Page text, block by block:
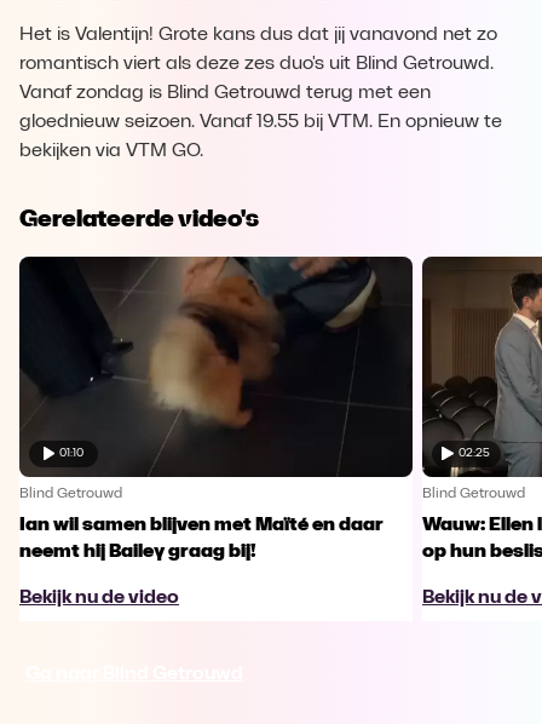
Het is Valentijn! Grote kans dus dat jij vanavond net zo
romantisch viert als deze zes duo's uit Blind Getrouwd.
Vanaf zondag is Blind Getrouwd terug met een
gloednieuw seizoen. Vanaf 19.55 bij VTM. En opnieuw te
bekijken via VTM GO.
Gerelateerde video's
01:10
Blind Getrouwd
Ian wil samen blijven met Maïté en daar
neemt hij Bailey graag bij!
Bekijk nu de video
02:25
Blind Getrouwd
Wauw:
op hun
Bekijk nu de